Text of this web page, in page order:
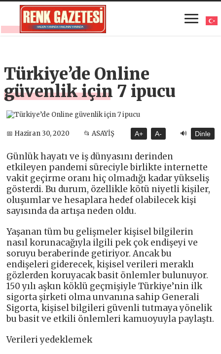
Türkiye’de Online
güvenlik için 7 ipucu
📅 Haziran 30, 2020 📂 ASAYİŞ A+ A- 🔊 Dinle
Günlük hayatı ve iş dünyasını derinden
etkileyen pandemi süreciyle birlikte internette
vakit geçirme oranı hiç olmadığı kadar yükseliş
gösterdi. Bu durum, özellikle kötü niyetli kişiler,
oluşumlar ve hesaplara hedef olabilecek kişi
sayısında da artışa neden oldu.
Yaşanan tüm bu gelişmeler kişisel bilgilerin
nasıl korunacağıyla ilgili pek çok endişeyi ve
soruyu beraberinde getiriyor. Ancak bu
endişeleri giderecek, kişisel verileri meraklı
gözlerden koruyacak basit önlemler bulunuyor.
150 yılı aşkın köklü geçmişiyle Türkiye’nin ilk
sigorta şirketi olma unvanına sahip Generali
Sigorta, kişisel bilgileri güvenli tutmaya yönelik
bu basit ve etkili önlemleri kamuoyuyla paylaştı.
Verileri yedeklemek